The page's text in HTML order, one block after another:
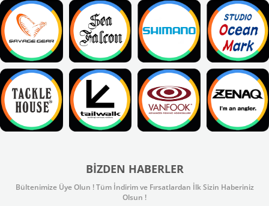
BIZDEN HABERLER
Bültenimize Üye Olun ! Tüm İndirim ve Fırsatlardan İlk Sizin Haberiniz
Olsun !